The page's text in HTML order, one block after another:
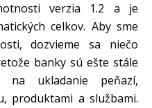
verzia 1.2 a je
celkov. Aby sme
dozvieme sa niečo
banky sú ešte stále
na ukladanie peňazí,
produktami a službami.